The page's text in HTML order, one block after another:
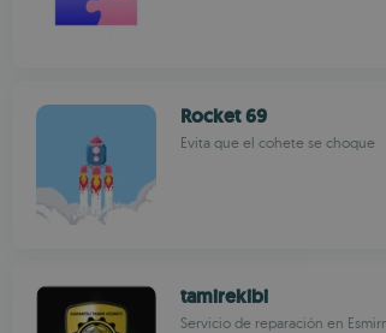
Rocket 69
Evita que el cohete se choque
tamirekibi
Servicio de reparación en